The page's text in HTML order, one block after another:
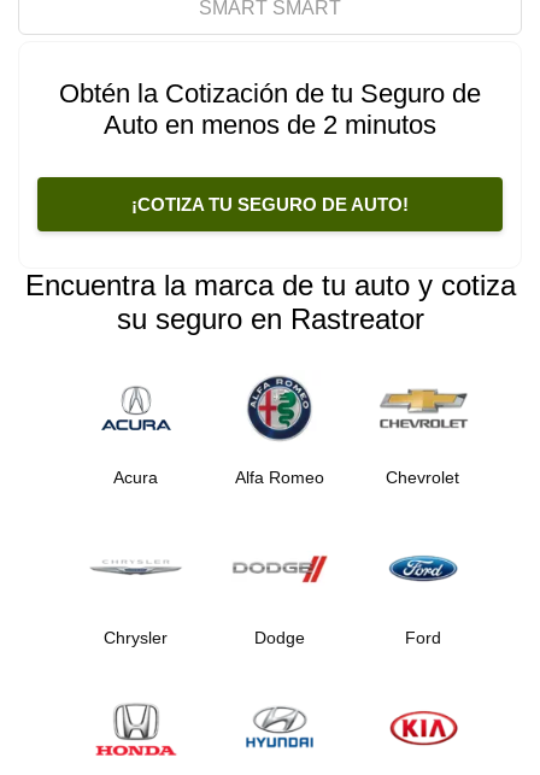
SMART SMART
Obtén la Cotización de tu Seguro de
Auto en menos de 2 minutos
¡COTIZA TU SEGURO DE AUTO!
Encuentra la marca de tu auto y cotiza
su seguro en Rastreator
Acura Alfa Romeo Chevrolet
Chrysler Dodge Ford